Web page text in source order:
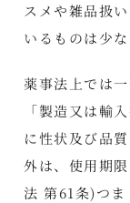
スメや雑品扱
いるものは少な
薬事法上では
「製造又は輸
に性状及び品
外は、使用期
法 第61条)つま